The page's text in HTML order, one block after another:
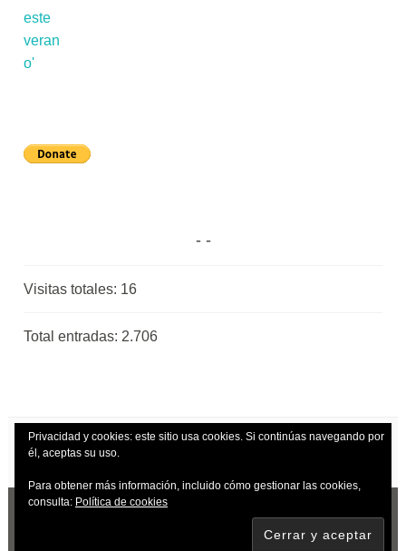
Visitas totales: 16
Total entradas: 2.706
Privacidad y cookies: este sitio usa cookies. Si continúas navegando por
él, aceptas su uso.
Para obtener más información, incluido cómo gestionar las cookies,
consulta: Política de cookies
| TEMA: DARA
AUTOMATTIC.